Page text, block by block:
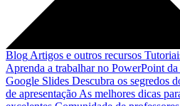
Blog Artigos e outros recursos
Aprenda a trabalhar no PowerPoint
Google Slides Descubra os segredos
de apresentação As melhores dicas